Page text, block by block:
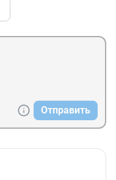
Отправить